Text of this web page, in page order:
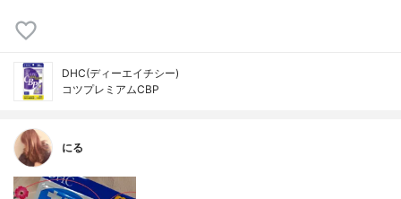
DHC(ディーエイチシー)
コツプレミアムCBP
にる